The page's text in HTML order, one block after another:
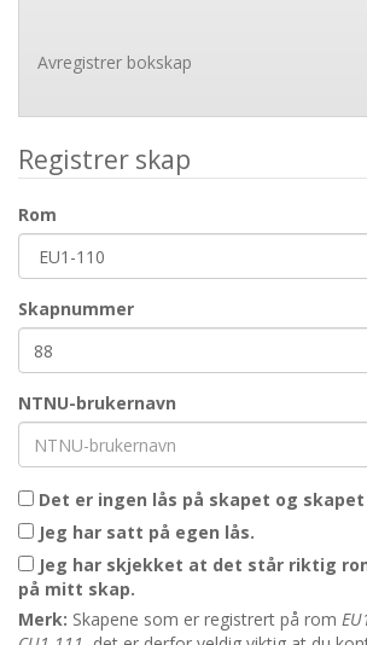
Avregistrer bokskap
Registrer skap
Rom
Skapnummer
NTNU-brukernavn
Det er ingen lås på skapet og
Jeg har satt på egen lås.
på mitt skap.
Merk: Skapene som er registrert på rom